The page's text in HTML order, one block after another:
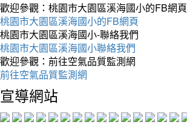
歡迎參觀：桃園市大園區溪海國小的FB網頁
桃園市大園區溪海國小的FB網頁
桃園市大園區溪海國小-聯絡我們
桃園市大園區溪海國小聯絡我們
歡迎參觀：前往空氣品質監測網
前往空氣品質監測網
宣導網站